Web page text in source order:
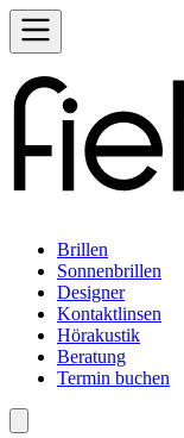
Brillen
Sonnenbrillen
Designer
Kontaktlinsen
Hörakustik
Beratung
Termin buchen